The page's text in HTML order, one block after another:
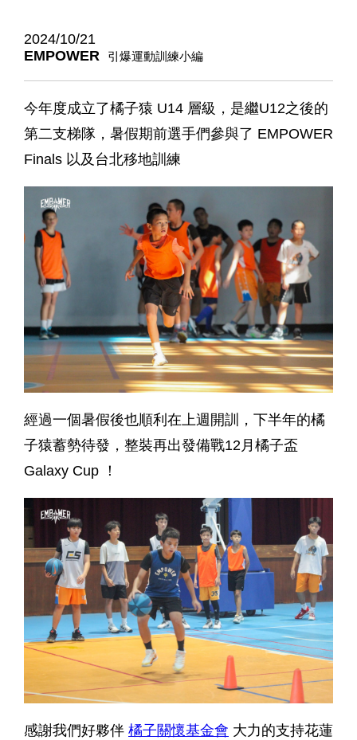
2024/10/21
EMPOWER
引爆運動訓練小編
今年度成立了橘子猿 U14 層級，是繼U12之後的
第二支梯隊，暑假期前選手們參與了 EMPOWER
Finals 以及台北移地訓練
經過一個暑假後也順利在上週開訓，下半年的橘
子猿蓄勢待發，整裝再出發備戰12月橘子盃
Galaxy Cup ！
感謝我們好夥伴 橘子關懷基金會 大力的支持花蓮